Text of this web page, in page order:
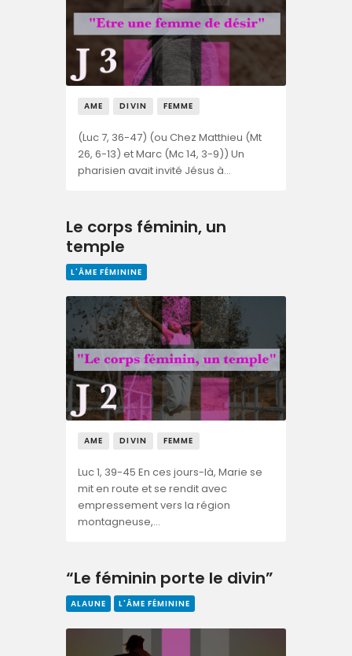
AME DIVIN FEMME
(Luc 7, 36-47) (ou Chez Matthieu (Mt
26, 6-13) et Marc (Mc 14, 3-9)) Un
pharisien avait invité Jésus à…
Le corps féminin, un
temple
L'ÂME FÉMININE
AME DIVIN FEMME
Luc 1, 39-45 En ces jours-là, Marie se
mit en route et se rendit avec
empressement vers la région
montagneuse,…
“Le féminin porte le divin”
ALAUNE L'ÂME FÉMININE